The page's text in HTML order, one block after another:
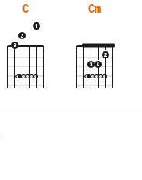
C Cm